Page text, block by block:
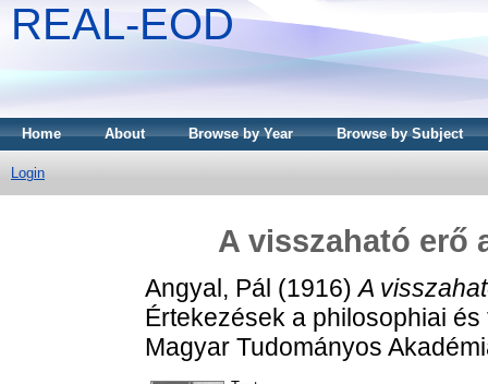
REAL-EOD
Home About Browse by Year Browse by Subject
Login
A visszaható erő
Angyal, Pál (1916)A
Értekezések a philosophiai
Magyar Tudományos